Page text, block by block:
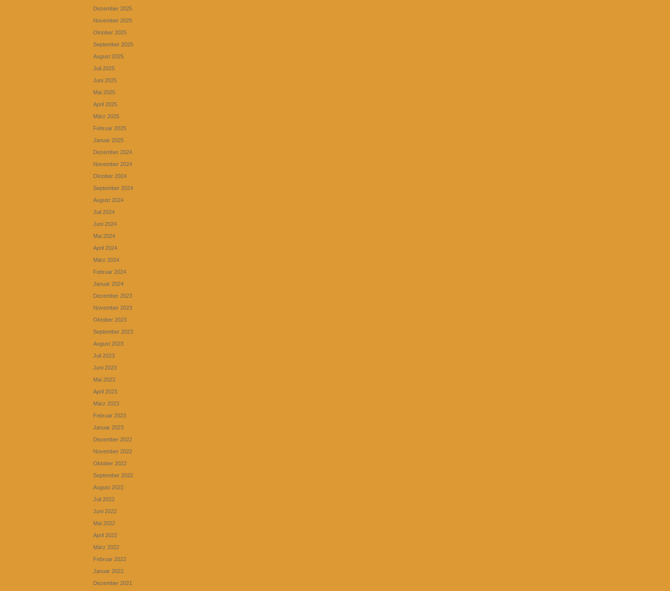
Dezember 2025
November 2025
Oktober 2025
September 2025
August 2025
Juli 2025
Juni 2025
Mai 2025
April 2025
März 2025
Februar 2025
Januar 2025
Dezember 2024
November 2024
Oktober 2024
September 2024
August 2024
Juli 2024
Juni 2024
Mai 2024
April 2024
März 2024
Februar 2024
Januar 2024
Dezember 2023
November 2023
Oktober 2023
September 2023
August 2023
Juli 2023
Juni 2023
Mai 2023
April 2023
März 2023
Februar 2023
Januar 2023
Dezember 2022
November 2022
Oktober 2022
September 2022
August 2022
Juli 2022
Juni 2022
Mai 2022
April 2022
März 2022
Februar 2022
Januar 2022
Dezember 2021